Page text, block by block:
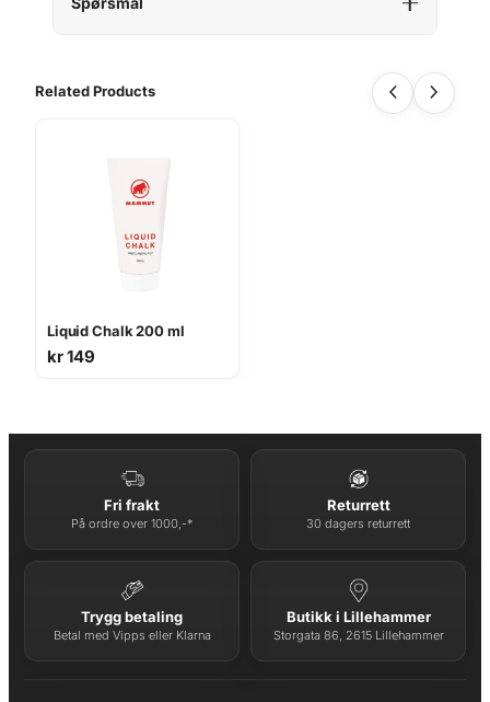
l
Related Products
Liquid Chalk 200 ml
kr149
Fri frakt
På ordre over 1000,-*
Returrett
30 dagers returrett
Trygg betaling
Betal med Vipps eller Klarna
Butikk i Lillehammer
Storgata 86, 2615 Lillehammer